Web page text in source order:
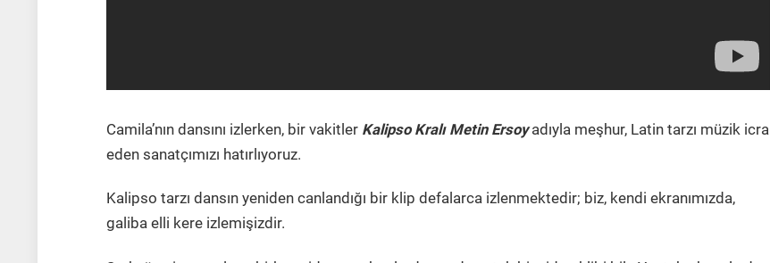
Camila’nın dansını izlerken, bir vakitler Kalipso Kralı Metin Ersoyadıyla meşhur, Latin tarzı müzik icra
eden sanatçımızı hatırlıyoruz.
Kalipso tarzı dansın yeniden canlandığı bir klip defalarca izlenmektedir; biz, kendi ekranımızda,
galiba elli kere izlemişizdir.